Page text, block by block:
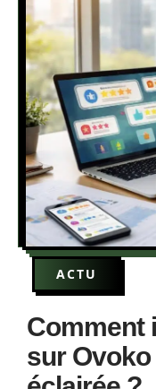
ACTU
Comment
sur